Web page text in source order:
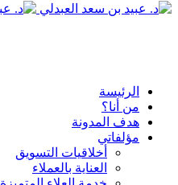
القائمة
الرئيسة
من أنا؟
هدف المدونة
مؤلفاتي
أخلاقيات التسويق
العناية بالعملاء